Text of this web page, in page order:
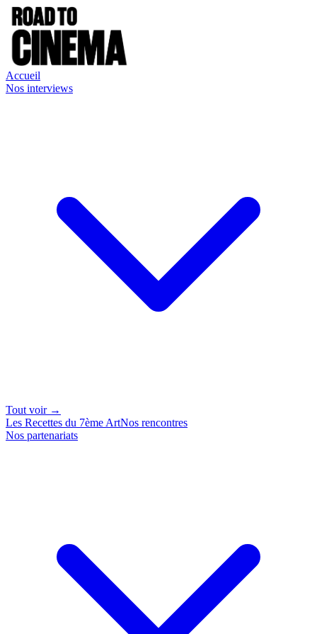
Accueil
Nos interviews
Tout voir →
Les Recettes du 7ème ArtNos rencontres
Nos partenariats